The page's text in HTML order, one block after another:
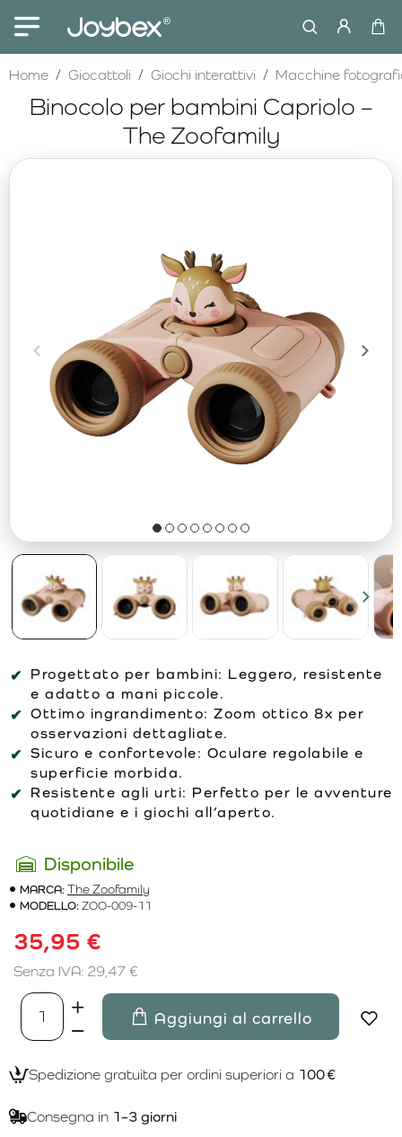
Binocolo per bambini Capriolo –
The Zoofamily
HomehomeGiocattoli Giochi interattivi Macchine
Progettato per bambini: Leggero, resistente
e adatto a mani piccole.
Ottimo ingrandimento: Zoom ottico 8x per
osservazioni dettagliate.
Sicuro e confortevole: Oculare regolabile e
superficie morbida.
Resistente agli urti: Perfetto per le avventure
quotidiane e i giochi all’aperto.
Disponibile
MARCA:The Zoofamily
MODELLO:ZOO-009-11
35,95 €
Senza IVA: 29,47 €
Aggiungi al carrello
Spedizione gratuita per ordini superiori a 100 €
Consegna in 1–3 giorni